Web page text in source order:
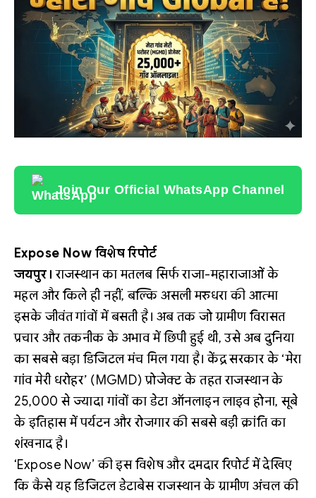
Join Our Official WhatsApp Channel
Expose Now विशेष रिपोर्ट
जयपुर। राजस्थान का मतलब सिर्फ राजा-महाराजाओं के
महल और किले ही नहीं, बल्कि असली मरुधरा की आत्मा
इसके जीवंत गांवों में बसती है। अब तक जो ग्रामीण विरासत
प्रचार और तकनीक के अभाव में छिपी हुई थी, उसे अब दुनिया
का सबसे बड़ा डिजिटल मंच मिल गया है। केंद्र सरकार के ‘मेरा
गांव मेरी धरोहर’ (MGMD) प्रोजेक्ट के तहत राजस्थान के
25,000 से ज्यादा गांवों का डेटा ऑनलाइन लाइव होना, सूबे
के इतिहास में पर्यटन और रोजगार की सबसे बड़ी क्रांति का
शंखनाद है।
‘Expose Now’ की इस विशेष और दमदार रिपोर्ट में देखिए
कि कैसे यह डिजिटल डेटाबेस राजस्थान के ग्रामीण अंचल की